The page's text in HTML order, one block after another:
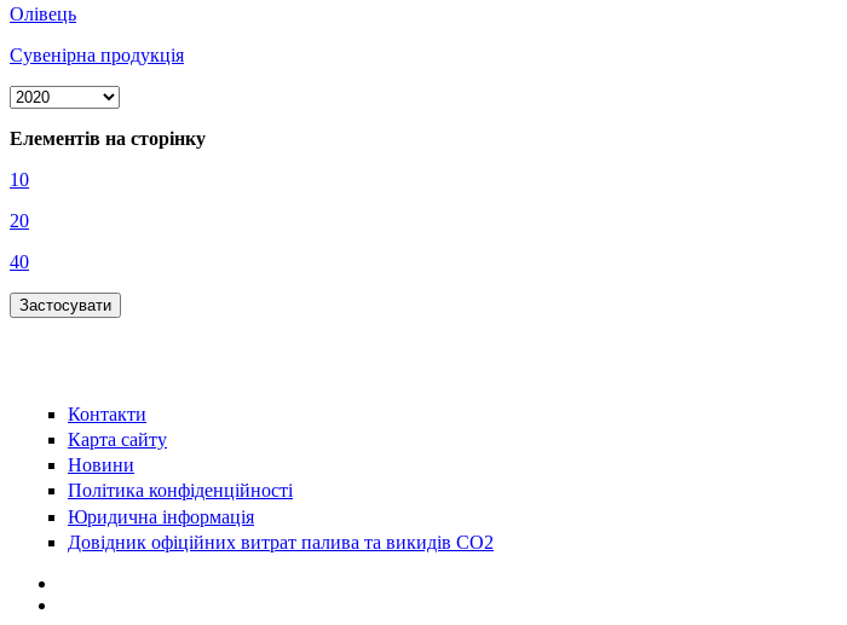
Олівець
Сувенірна продукція
Елементів на сторінку
10
20
40
Контакти
Карта сайту
Новини
Політика конфіденційності
Юридична інформація
Довідник офіційних витрат палива та викидів СО2